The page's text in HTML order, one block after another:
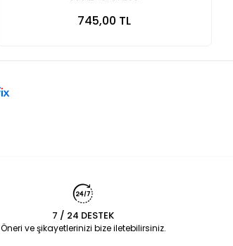
745,00 TL
7 / 24 DESTEK
Öneri ve şikayetlerinizi bize iletebilirsiniz.